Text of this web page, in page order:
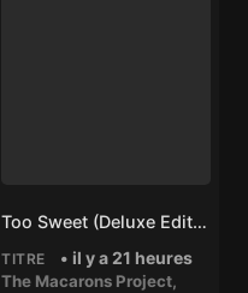
Too Sweet (Deluxe Edit) – Trinix, The Macarons Project
TITRE • il y a 21 heures
The Macarons Project,